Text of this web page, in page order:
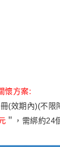
懷方案:
(效期內)(不限
＂，需綁約24